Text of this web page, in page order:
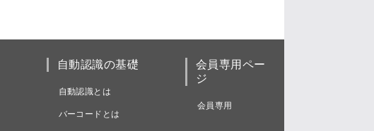
自動認識の基礎
自動認識とは
バーコードとは
会員専用ペー
ジ
会員専用